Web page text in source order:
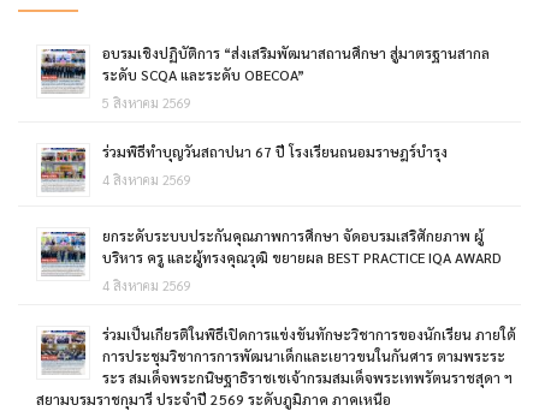
อบรมเชิงปฏิบัติการ “ส่งเสริมพัฒนาสถานศึกษา สู่มาตรฐานสากล
ระดับ SCQA และระดับ OBECOA”
5 สิงหาคม 2569
ร่วมพิธีทำบุญวันสถาปนา 67 ปี โรงเรียนถนอมราษฎร์บำรุง
4 สิงหาคม 2569
ยกระดับระบบประกันคุณภาพการศึกษา จัดอบรมเสริศักยภาพ ผู้
บริหาร ครู และผู้ทรงคุณวุฒิ ขยายผล BEST PRACTICE IQA AWARD
4 สิงหาคม 2569
ร่วมเป็นเกียรติในพิธีเปิดการแข่งขันทักษะวิชาการของนักเรียน ภายใต้
การประชุมวิชาการการพัฒนาเด็กและเยาวขนในกันศาร ตามพระระ
ระร สมเด็จพระกนิษฐาธิราชเชเจ้ากรมสมเด็จพระเทพรัตนราชสุดา ฯ
สยามบรมราชกุมารี ประจำปี 2569 ระดับภูมิภาค ภาคเหนือ